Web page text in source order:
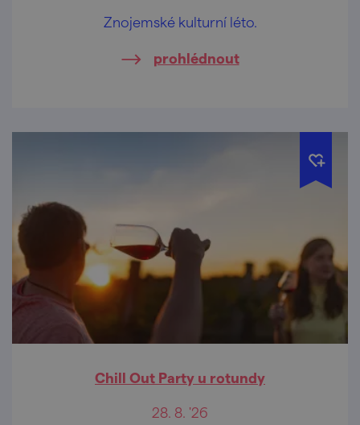
Znojemské kulturní léto.
prohlédnout
Chill Out Party u rotundy
28. 8. '26